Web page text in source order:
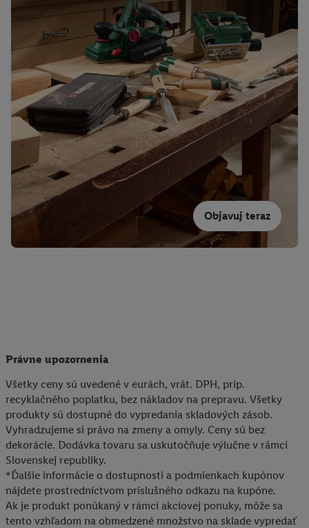
Objavuj teraz
Právne upozornenia
Všetky ceny sú uvedené v eurách, vrát. DPH, príp.
recyklačného poplatku, bez nákladov na prepravu. Všetky
produkty sú dostupné do vypredania skladových zásob.
Vyhradzujeme si právo na zmeny a omyly. Ceny sú bez
dekorácie. Dodávka tovaru sa uskutočňuje výlučne v rámci
Slovenskej republiky.
*Ďalšie informácie o dostupnosti a podmienkach kupónov
nájdete prostredníctvom príslušného odkazu na kupóne.
Ak je produkt ponúkaný v rámci akciovej ponuky, môže sa
tento vzhľadom na obmedzené množstvo na sklade vypredať